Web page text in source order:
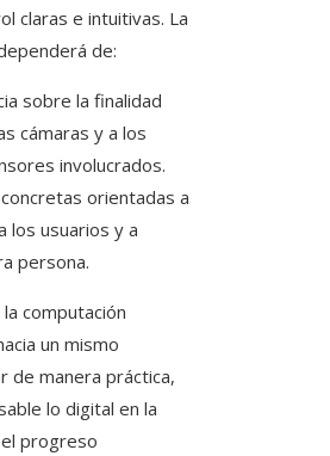
claras e intuitivas. La
de:
sobre la finalidad
cámaras y a los
involucrados.
orientadas a
los usuarios y a
persona.
computación
un mismo
de manera práctica,
lo digital en la
progreso